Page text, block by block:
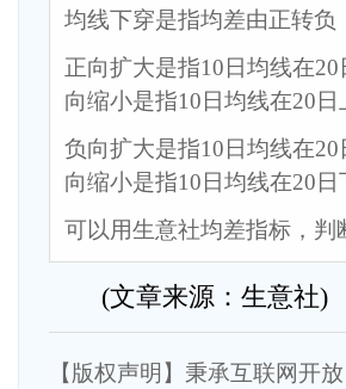
均线下穿是指均差由正转
正向扩大是指10日均线在
向缩小是指10日均线在20
负向扩大是指10日均线在
向缩小是指10日均线在20
可以用生意社均差指标，判
(文章来源：生意社)
【版权声明】秉承互联网开